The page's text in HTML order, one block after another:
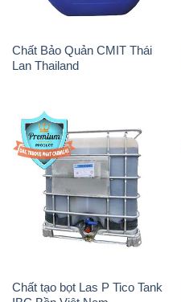
Chất tạo bọt Las P Tico Tank
IBC Bồn Việt Nam